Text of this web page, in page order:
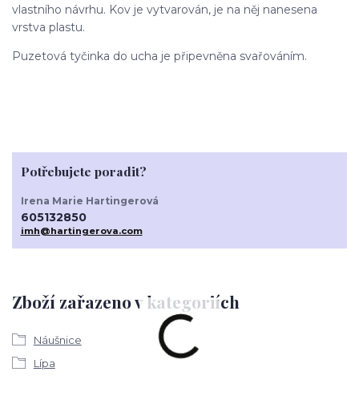
vlastního návrhu. Kov je vytvarován, je na něj nanesena
vrstva plastu.
Puzetová tyčinka do ucha je připevněna svařováním.
Zboží zařazeno v kategoriích
Náušnice
Lípa
Potřebujete poradit?
Irena Marie Hartingerová
605132850
imh@hartingerova.com